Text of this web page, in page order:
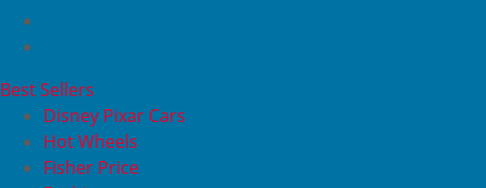
Best Sellers
Disney Pixar Cars
Hot Wheels
Fisher Price